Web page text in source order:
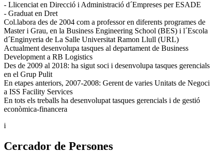
- Llicenciat en Direcció i Administració d´Empreses per ESADE
- Graduat en Dret
Col.labora des de 2004 com a professor en diferents programes de
Master i Grau, en la Business Engineering School (BES) i l´Escola
d´Enginyeria de La Salle Universitat Ramon Llull (URL)
Actualment desenvolupa tasques al departament de Business
Development a RB Logistics
Des de 2009 al 2018: ha sigut soci i desenvolupa tasques gerencials
en el Grup Pulit
En etapes anteriors, 2007-2008: Gerent de varies Unitats de Negoci
a ISS Facility Services
En tots els treballs ha desenvolupat tasques gerencials i de gestió
econòmica-financera
i
Cercador de Persones